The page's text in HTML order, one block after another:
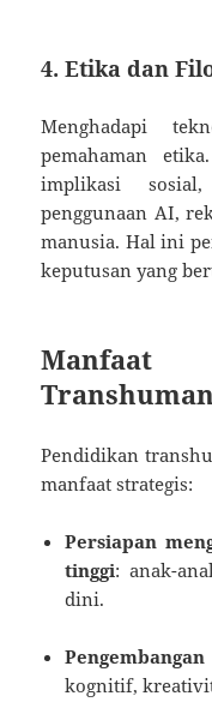
4. Etika dan
Menghadapi
pemahaman
implikasi
penggunaan AI,
manusia. Hal ini
keputusan yang
Pendidikan
manfaat strategis:
Persiapan
tinggi: anak-
dini.
kognitif,